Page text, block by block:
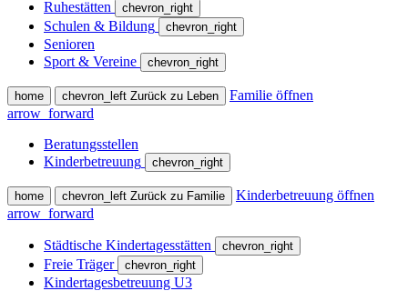
Ruhestätten chevron_right
Schulen & Bildung chevron_right
Senioren
Sport & Vereine
chevron_right
home chevron_left Zurück zu Leben
Familie öffnen
arrow_forward
Beratungsstellen
Kinderbetreuung
chevron_right
home chevron_left Zurück zu Familie
Kinderbetreuung öffnen
arrow_forward
Städtische Kindertagesstätten chevron_right
Freie Träger chevron_right
Kindertagesbetreuung U3